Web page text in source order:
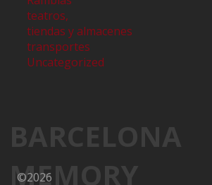
teatros,
tiendas y almacenes
transportes
Uncategorized
BARCELONA
MEMORY
©2026